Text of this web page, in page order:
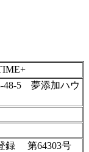
48-5 夢添加ハウ
録 第64303号